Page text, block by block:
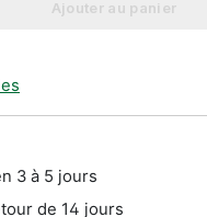
Ajouter au panier
3 à 5 jours
de 14 jours